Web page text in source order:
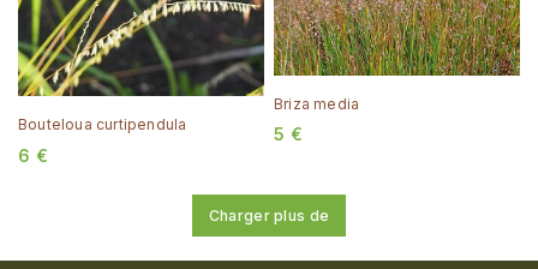
Bouteloua curtipendula
6 €
Briza media
5 €
Charger plus de